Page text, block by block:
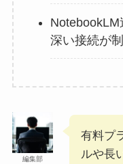
深い接続が
編集部
有料プ
ルや長